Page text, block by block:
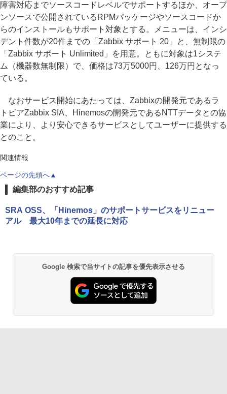
障害対応までソースコードレベルでサポートするほか、オープ
ンソースで公開されているRPMパッケージやソースコードか
らのインストールもサポート対象とする。メニューは、インシ
デント件数が20件までの「Zabbix サポート 20」と、無制限の
「Zabbix サポート Unlimited」を用意。ともに対象は1システ
ム（機器数無制限）で、価格は73万5000円、126万円となっ
ている。
なおサービス開始にあたっては、Zabbixの開発元であるラ
トビアZabbix SIA、Hinemosの開発元であるNTTデータとの協
業により、より安心できるサービスとしてユーザーに提供する
とのこと。
関連情報
ページの先頭へ▲
編集部のおすすめ記事
SRA OSS、「Hinemos」のサポートサービスをリニュー
アル 最大10年までの延長に対応
Google 検索で当サイトの記事を優先表示させる